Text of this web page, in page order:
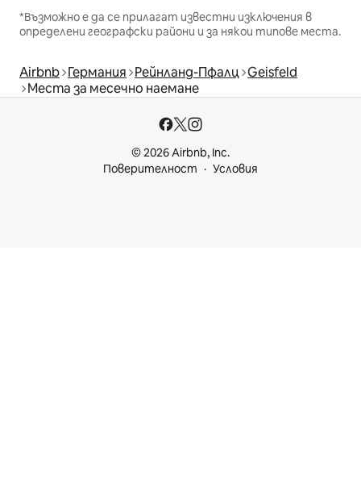
*Възможно е да се прилагат известни изключения в
определени географски райони и за някои типове места.
Airbnb Германия Рейнланд-Пфалц Geisfeld
Места за месечно наемане
© 2026 Airbnb, Inc.
Поверителност
Условия